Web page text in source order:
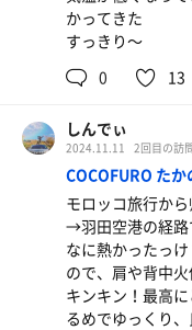
かってきた
すっきり〜
0
13
しんでぃ
2024.11.11 2回目の訪
COCOFURO たか
モロッコ旅行か
→羽田空港の経路
なに熱かったっ
ので、肩や背中
キンキン！最高
るめでゆっくり